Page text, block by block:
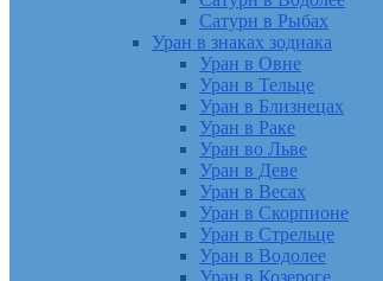
Сатурн в Рыбах
Уран в знаках зодиака
Уран в Овне
Уран в Тельце
Уран в Близнецах
Уран в Раке
Уран во Льве
Уран в Деве
Уран в Весах
Уран в Скорпионе
Уран в Стрельце
Уран в Водолее
Уран в Козероге